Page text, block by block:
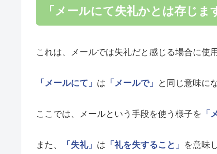
「メールにて失礼かとは存じま
これは、メールでは失礼だと感じる場合に使
「メールにて」 は 「メールで」 と同じ意味に
ここでは、メールという手段を使う様子を 「
また、 「失礼」 は 「礼を失すること」 を意味